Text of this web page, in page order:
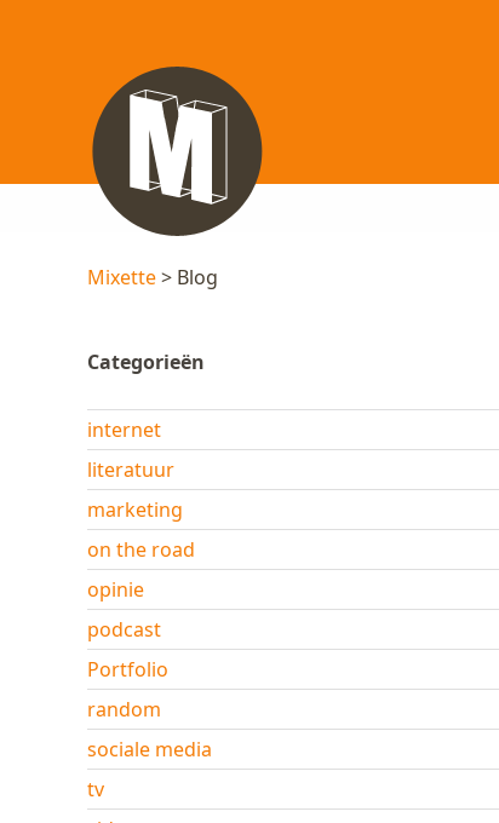
Mixette> Blog
Categorieën
internet
literatuur
marketing
on the road
opinie
podcast
Portfolio
random
sociale media
tv